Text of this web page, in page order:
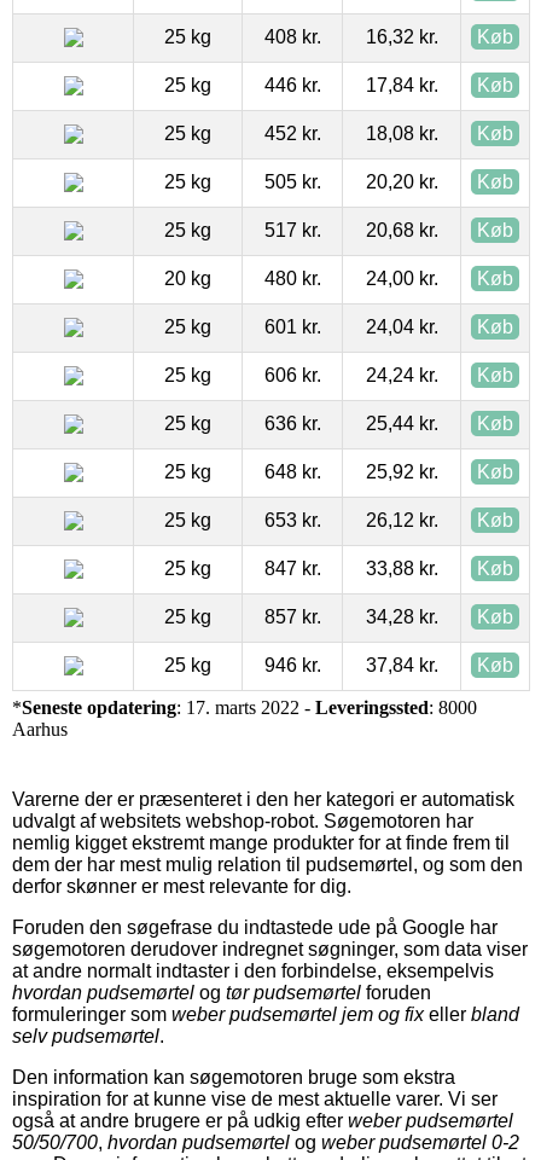
25 kg 408 kr. 16,32 kr. Køb
25 kg 446 kr. 17,84 kr. Køb
25 kg 452 kr. 18,08 kr. Køb
25 kg 505 kr. 20,20 kr. Køb
25 kg 517 kr. 20,68 kr. Køb
20 kg 480 kr. 24,00 kr. Køb
25 kg 601 kr. 24,04 kr. Køb
25 kg 606 kr. 24,24 kr. Køb
25 kg 636 kr. 25,44 kr. Køb
25 kg 648 kr. 25,92 kr. Køb
25 kg 653 kr. 26,12 kr. Køb
25 kg 847 kr. 33,88 kr. Køb
25 kg 857 kr. 34,28 kr. Køb
25 kg 946 kr. 37,84 kr. Køb
*Seneste opdatering: 17. marts 2022 - Leveringssted: 8000
Aarhus
Varerne der er præsenteret i den her kategori er automatisk
udvalgt af websitets webshop-robot. Søgemotoren har
nemlig kigget ekstremt mange produkter for at finde frem til
dem der har mest mulig relation til pudsemørtel, og som den
derfor skønner er mest relevante for dig.
Foruden den søgefrase du indtastede ude på Google har
søgemotoren derudover indregnet søgninger, som data viser
at andre normalt indtaster i den forbindelse, eksempelvis
hvordan pudsemørtel og tør pudsemørtel foruden
formuleringer som weber pudsemørtel jem og fixeller bland
selv pudsemørtel.
Den information kan søgemotoren bruge som ekstra
inspiration for at kunne vise de mest aktuelle varer. Vi ser
også at andre brugere er på udkig efter weber pudsemørtel
50/50/700, hvordan pudsemørtel og weber pudsemørtel 0-2